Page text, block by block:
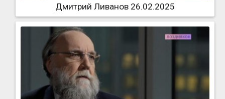
Дмитрий Ливанов 26.02.2025